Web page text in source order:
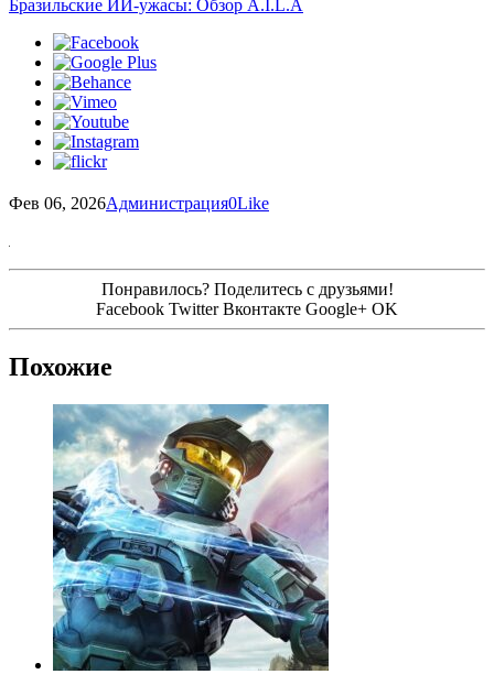
Бразильские ИИ-ужасы: Обзор A.I.L.A
Фев 06, 2026Администрация0Like
Понравилось? Поделитесь с друзьями!
Facebook Twitter Вконтакте Google+ OK
Похожие